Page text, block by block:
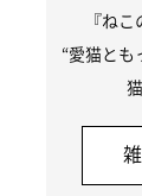
『ね
“愛猫とも